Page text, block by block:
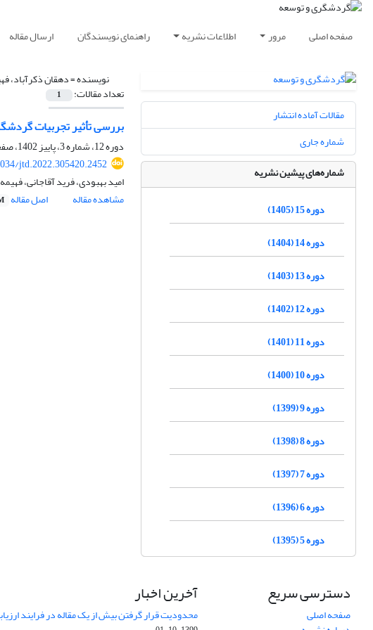
صفحه اصلی مرور اطلاعات نشریه راهنمای نویسندگان ارسال مقاله
نویسنده =دهقان ذکرآباد،
تعداد مقالات: 1
بررسی تأثیر تجربیات
دوره 12، شماره 3، پاییز 1402، صفحه
jtd.2022.305420.2452
امید بهبودی، فرید آقاجانی،
مشاهده مقاله
اصل مقاله
مقالات آماده انتشار
شماره جاری
شماره‌های پیشین نشریه
دوره 15 (1405)
دوره 14 (1404)
دوره 13 (1403)
دوره 12 (1402)
دوره 11 (1401)
دوره 10 (1400)
دوره 9 (1399)
دوره 8 (1398)
دوره 7 (1397)
دوره 6 (1396)
دوره 5 (1395)
دسترسی سریع
صفحه اصلی
آخرین اخبار
محدودیت قرار گرفتن بیش از یک مقاله در فرایند